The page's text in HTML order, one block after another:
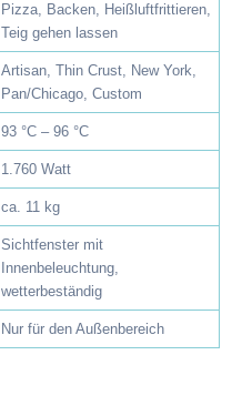
Pizza, Backen, Heißluftfrittieren,
Teig gehen lassen
Artisan, Thin Crust, New York,
Pan/Chicago, Custom
93 °C – 96 °C
1.760 Watt
ca. 11 kg
Sichtfenster mit
Innenbeleuchtung,
wetterbeständig
Nur für den Außenbereich